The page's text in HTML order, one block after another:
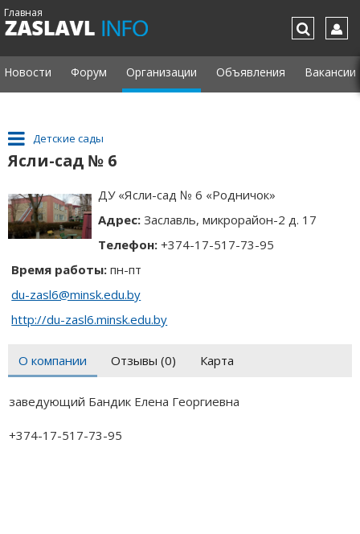
Главная
Новости Форум Организации Объявления Вакансии
Детские сады
Ясли-сад № 6
ДУ «Ясли-сад № 6 «Родничок»
Адрес: Заславль, микрорайон-2 д. 17
Телефон: +374-17-517-73-95
Время работы: пн-пт
du-zasl6@minsk.edu.by
http://du-zasl6.minsk.edu.by
О компании Отзывы (0) Карта
заведующий Бандик Елена Георгиевна
+374-17-517-73-95